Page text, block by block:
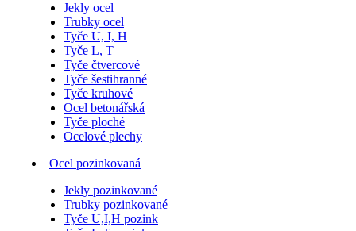
Jekly ocel
Trubky ocel
Tyče U, I, H
Tyče L, T
Tyče čtvercové
Tyče šestihranné
Tyče kruhové
Ocel betonářská
Tyče ploché
Ocelové plechy
Ocel pozinkovaná
Jekly pozinkované
Trubky pozinkované
Tyče U,I,H pozink